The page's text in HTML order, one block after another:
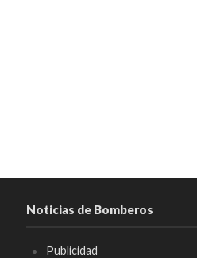
Noticias de Bomberos
Publicidad